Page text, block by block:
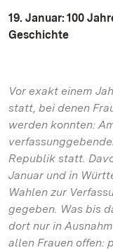
19. Januar: 100
Geschichte
Vor exakt einem
statt, bei denen
werden konnten:
Republik statt.
Januar und in
Wahlen zur
gegeben. Was bis
dort nur in
allen Frauen offen: